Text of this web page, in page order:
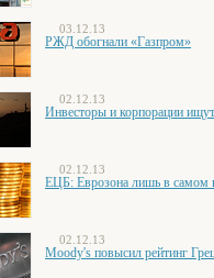
03.12.13
РЖД обогнали «Газпром»
02.12.13
Инвесторы и корпорации
02.12.13
ЕЦБ: Еврозона лишь в самом
02.12.13
Moody's повысил рейтинг